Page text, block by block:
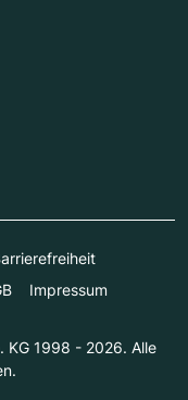
Impressum
1998 - 2026. Alle